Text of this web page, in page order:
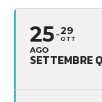
25
AGO
29
OTT
SETTEMBRE